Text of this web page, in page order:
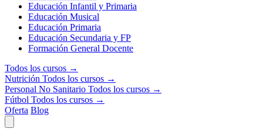
Educación Infantil y Primaria
Educación Musical
Educación Primaria
Educación Secundaria y FP
Formación General Docente
Todos los cursos →
Nutrición Todos los cursos →
Personal No Sanitario Todos los cursos →
Fútbol Todos los cursos →
Oferta Blog